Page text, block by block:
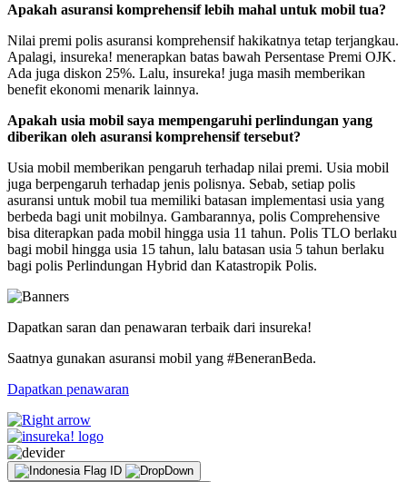
Apakah asuransi komprehensif lebih mahal untuk mobil tua?
Nilai premi polis asuransi komprehensif hakikatnya tetap terjangkau.
Apalagi, insureka! menerapkan batas bawah Persentase Premi OJK.
Ada juga diskon 25%. Lalu, insureka! juga masih memberikan
benefit ekonomi menarik lainnya.
Apakah usia mobil saya mempengaruhi perlindungan yang
diberikan oleh asuransi komprehensif tersebut?
Usia mobil memberikan pengaruh terhadap nilai premi. Usia mobil
juga berpengaruh terhadap jenis polisnya. Sebab, setiap polis
asuransi untuk mobil tua memiliki batasan implementasi usia yang
berbeda bagi unit mobilnya. Gambarannya, polis Comprehensive
bisa diterapkan pada mobil hingga usia 11 tahun. Polis TLO berlaku
bagi mobil hingga usia 15 tahun, lalu batasan usia 5 tahun berlaku
bagi polis Perlindungan Hybrid dan Katastropik Polis.
Dapatkan saran dan penawaran terbaik dari insureka!
Saatnya gunakan asuransi mobil yang #BeneranBeda.
Dapatkan penawaran
ID